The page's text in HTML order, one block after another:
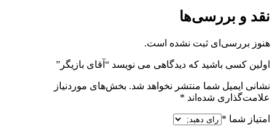
نقد و بررسی‌ها
هنوز بررسی‌ای ثبت نشده است.
اولین کسی باشید که دیدگاهی می نویسد “آقای بازیگر”
نشانی ایمیل شما منتشر نخواهد شد. بخش‌های موردنیاز
علامت‌گذاری شده‌اند *
امتیاز شما *